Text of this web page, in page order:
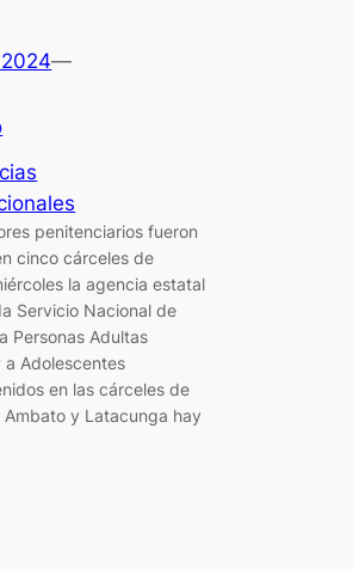
2024—
penitenciarios fueron
cinco cárceles de
la agencia estatal
Servicio Nacional de
Personas Adultas
Adolescentes
en las cárceles de
y Latacunga hay